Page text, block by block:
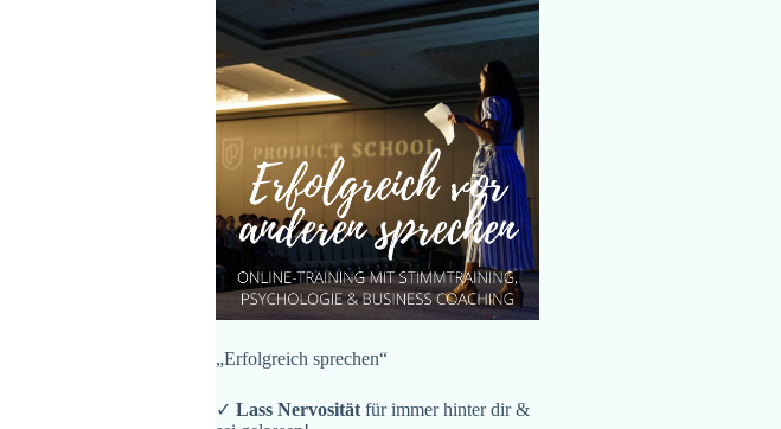
„Erfolgreich sprechen“
✓Lass Nervosität für immer hinter dir &